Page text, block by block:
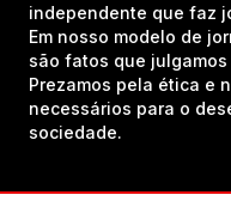
independente que faz
Em nosso modelo de
são fatos que
Prezamos pela ética e
necessários para o
sociedade.